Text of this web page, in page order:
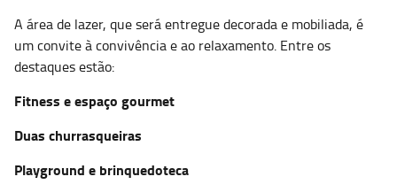
A área de lazer, que será entregue decorada e mobiliada, é
um convite à convivência e ao relaxamento. Entre os
destaques estão:
Fitness e espaço gourmet
Duas churrasqueiras
Playground e brinquedoteca